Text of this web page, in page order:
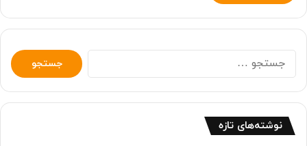
جستجو
برای:
نوشته‌های تازه